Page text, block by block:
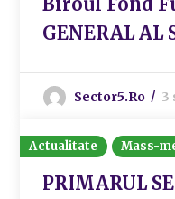
GENERAL AL
Sector5.ro 3
Actualitate Mass-
PRIMARUL